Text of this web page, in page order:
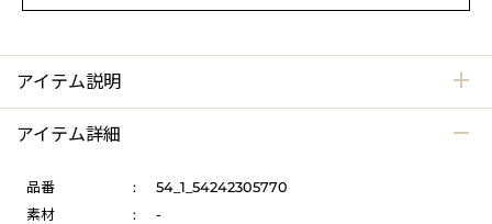
アイテム説明
アイテム詳細
品番 :
54_1_54242305770
素材
:
-